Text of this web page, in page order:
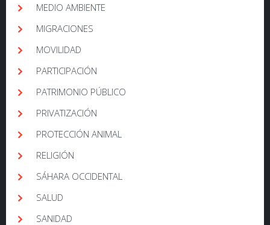
MEDIO AMBIENTE
MIGRACIONES
MOVILIDAD
PARTICIPACIÓN
PATRIMONIO PÚBLICO
PRIVATIZACIÓN
PROTECCIÓN ANIMAL
RELIGIÓN
SÁHARA OCCIDENTAL
SALUD
SANIDAD